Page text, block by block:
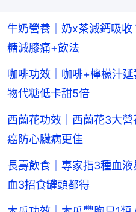
牛奶營養｜奶x茶減鈣吸
糖減膝痛+飲法
咖啡功效｜咖啡+檸檬汁
物代糖低卡甜5倍
西蘭花功效｜西蘭花3大
癌防心臟病更佳
長壽飲食｜專家指3種血
血3招食罐頭都得